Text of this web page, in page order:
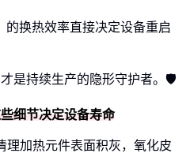
的换热效率直接决定设备重启
是持续生产的隐形守护者。🛡️
细节决定设备寿命
理加热元件表面积灰，氧化皮